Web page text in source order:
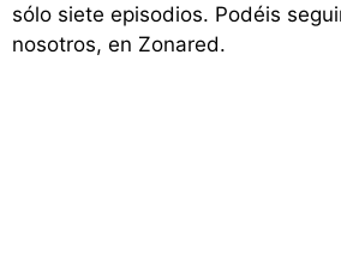
sólo siete episodios. Podéis
nosotros, en Zonared.